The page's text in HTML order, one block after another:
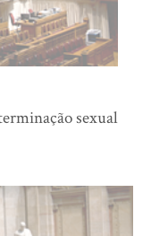
sexual